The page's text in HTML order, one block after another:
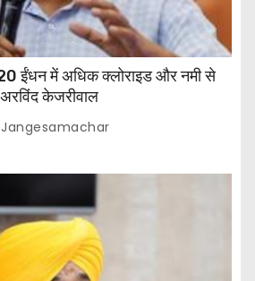
ईंधन में अधिक क्लोराइड और नमी से
अरविंद केजरीवाल
Jangesamachar